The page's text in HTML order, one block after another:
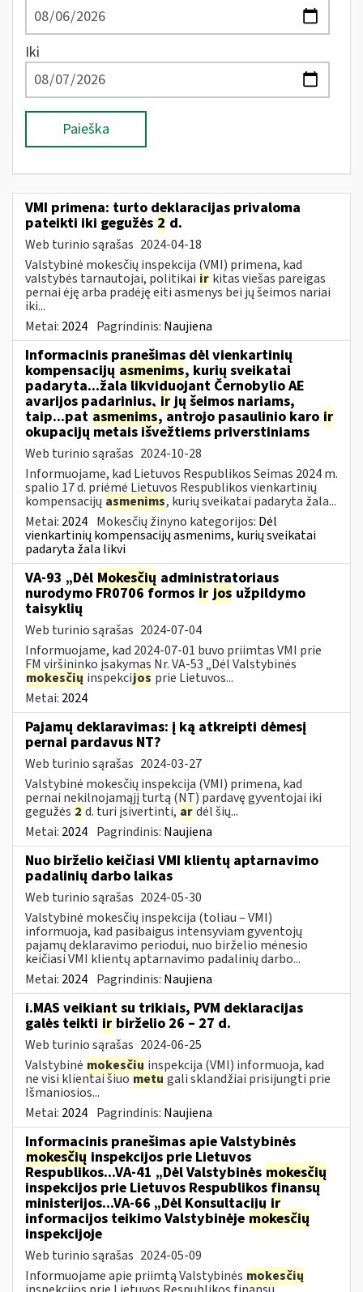
Iki
Paieška
VMI primena: turto deklaracijas privaloma
pateikti iki gegužės 2 d.
Web turinio sąrašas 2024-04-18
Valstybinė mokesčių inspekcija (VMI) primena, kad
valstybės tarnautojai, politikai ir kitas viešas pareigas
pernai ėję arba pradėję eiti asmenys bei jų šeimos nariai
iki...
Metai: 2024 Pagrindinis: Naujiena
Informacinis pranešimas dėl vienkartinių
kompensacijų asmenims, kurių sveikatai
padaryta...žala likviduojant Černobylio AE
avarijos padarinius, irjų šeimos nariams,
taip...pat asmenims, antrojo pasaulinio karo ir
okupacijų metais išvežtiems priverstiniams
Web turinio sąrašas 2024-10-28
Informuojame, kad Lietuvos Respublikos Seimas 2024 m.
spalio 17 d. priėmė Lietuvos Respublikos vienkartinių
kompensacijų asmenims, kurių sveikatai padaryta žala...
Metai: 2024 Mokesčių žinyno kategorijos: Dėl
vienkartinių kompensacijų asmenims, kurių sveikatai
padaryta žala likvi
VA-93 „Dėl Mokesčių administratoriaus
nurodymo FR0706 formos ir jos užpildymo
taisyklių
Web turinio sąrašas 2024-07-04
Informuojame, kad 2024-07-01 buvo priimtas VMI prie
FM viršininko įsakymas Nr. VA-53 „Dėl Valstybinės
mokesčių inspekcijos prie Lietuvos...
Metai: 2024
Pajamų deklaravimas: į ką atkreipti dėmesį
pernai pardavus NT?
Web turinio sąrašas 2024-03-27
Valstybinė mokesčių inspekcija (VMI) primena, kad
pernai nekilnojamąjį turtą (NT) pardavę gyventojai iki
gegužės 2 d. turi įsivertinti, ardėl šių...
Metai: 2024 Pagrindinis: Naujiena
Nuo birželio keičiasi VMI klientų aptarnavimo
padalinių darbo laikas
Web turinio sąrašas 2024-05-30
Valstybinė mokesčių inspekcija (toliau – VMI)
informuoja, kad pasibaigus intensyviam gyventojų
pajamų deklaravimo periodui, nuo birželio mėnesio
keičiasi VMI klientų aptarnavimo padalinių darbo...
Metai: 2024 Pagrindinis: Naujiena
i.MAS veikiant su trikiais, PVM deklaracijas
galės teikti ir birželio 26 – 27 d.
Web turinio sąrašas 2024-06-25
Valstybinė mokesčių inspekcija (VMI) informuoja, kad
ne visi klientai šiuometu gali sklandžiai prisijungti prie
Išmaniosios...
Metai: 2024 Pagrindinis: Naujiena
Informacinis pranešimas apie Valstybinės
mokesčių inspekcijos prie Lietuvos
Respublikos...VA-41 „Dėl Valstybinės mokesčių
inspekcijos prie Lietuvos Respublikos finansų
ministerijos...VA-66 „Dėl Konsultacijų ir
informacijos teikimo Valstybinėje mokesčių
inspekcijoje
Web turinio sąrašas 2024-05-09
Informuojame apie priimtą Valstybinės mokesčių